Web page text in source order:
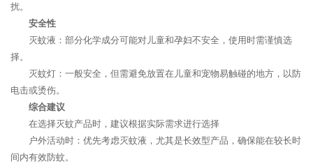
扰。
安全性
灭蚊液：部分化学成分可能对儿童和孕妇不安全，使用时需谨慎选
择。
灭蚊灯：一般安全，但需避免放置在儿童和宠物易触碰的地方，以防
电击或烫伤。
综合建议
在选择灭蚊产品时，建议根据实际需求进行选择
户外活动时：优先考虑灭蚊液，尤其是长效型产品，确保能在较长时
间内有效防蚊。